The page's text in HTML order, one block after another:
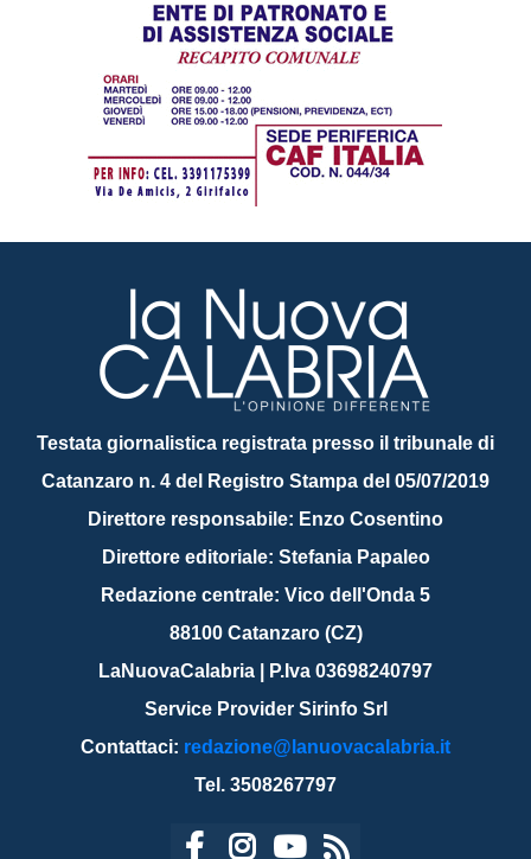
Testata giornalistica registrata presso il tribunale di
Catanzaro n. 4 del Registro Stampa del 05/07/2019
Direttore responsabile: Enzo Cosentino
Direttore editoriale: Stefania Papaleo
Redazione centrale: Vico dell'Onda 5
88100 Catanzaro (CZ)
LaNuovaCalabria | P.Iva 03698240797
Service Provider Sirinfo Srl
Contattaci: redazione@lanuovacalabria.it
Tel. 3508267797